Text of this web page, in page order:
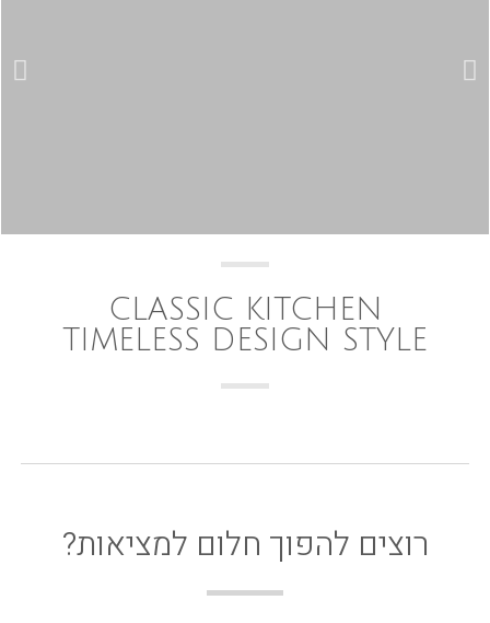
CLASSIC KITCHEN
TIMELESS DESIGN STYLE
רוצים להפוך חלום למציאות?